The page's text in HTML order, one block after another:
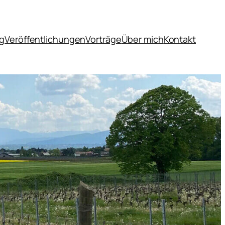
VeröffentlichungenVorträgeÜber michKontakt